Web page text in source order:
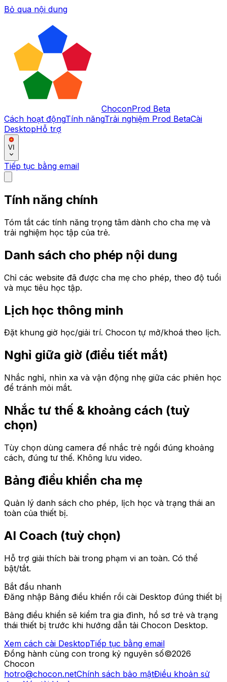
Bỏ qua nội dung
ChoconProd Beta
Cách hoạt độngTính năngTrải nghiệm Prod BetaCài
DesktopHỗ trợ
VI
Tiếp tục bằng email
Tính năng chính
Tóm tắt các tính năng trọng tâm dành cho cha mẹ và
trải nghiệm học tập của trẻ.
Danh sách cho phép nội dung
Chỉ các website đã được cha mẹ cho phép, theo độ tuổi
và mục tiêu học tập.
Lịch học thông minh
Đặt khung giờ học/giải trí. Chocon tự mở/khoá theo lịch.
Nghỉ giữa giờ (điều tiết mắt)
Nhắc nghỉ, nhìn xa và vận động nhẹ giữa các phiên học
để tránh mỏi mắt.
Nhắc tư thế & khoảng cách (tuỳ
chọn)
Tùy chọn dùng camera để nhắc trẻ ngồi đúng khoảng
cách, đúng tư thế. Không lưu video.
Bảng điều khiển cha mẹ
Quản lý danh sách cho phép, lịch học và trạng thái an
toàn của thiết bị.
AI Coach (tuỳ chọn)
Hỗ trợ giải thích bài trong phạm vi an toàn. Có thể
bật/tắt.
Bắt đầu nhanh
Đăng nhập Bảng điều khiển rồi cài Desktop đúng thiết bị
Bảng điều khiển sẽ kiểm tra gia đình, hồ sơ trẻ và trạng
thái thiết bị trước khi hướng dẫn tải Chocon Desktop.
Xem cách cài DesktopTiếp tục bằng email
Đồng hành cùng con trong kỷ nguyên số©2026
Chocon
hotro@chocon.netChính sách bảo mậtĐiều khoản sử